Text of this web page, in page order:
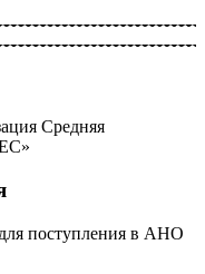
Cредняя
поступления в АНО